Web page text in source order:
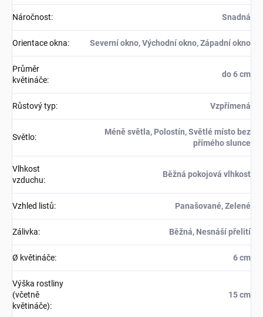
Náročnost: Snadná
Orientace okna: Severní okno, Východní okno, Západní okno
Průměr
květináče:
do 6 cm
Růstový typ: Vzpřímená
Světlo:
Méně světla, Polostín, Světlé místo bez
přímého slunce
Vlhkost
vzduchu:
Běžná pokojová vlhkost
Vzhled listů: Panašované, Zelené
Zálivka: Běžná, Nesnáší přelití
Ø květináče: 6 cm
Výška rostliny
(včetně
květináče):
15 cm